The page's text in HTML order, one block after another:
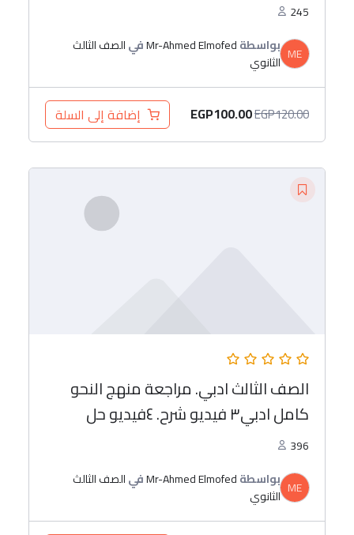
245
ME بواسطةMr-Ahmed Elmofedفيالصف الثالث
الثانوي
EGP120.00
EGP100.00 إضافة إلى السلة
الصف الثالث ادبي. مراجعة منهج النحو
كامل ادبي٣ فيديو شرح. ٤فيديو حل
396
ME بواسطةMr-Ahmed Elmofedفيالصف الثالث
الثانوي